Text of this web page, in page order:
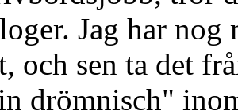
Jag har
och sen ta det
drömnisch"